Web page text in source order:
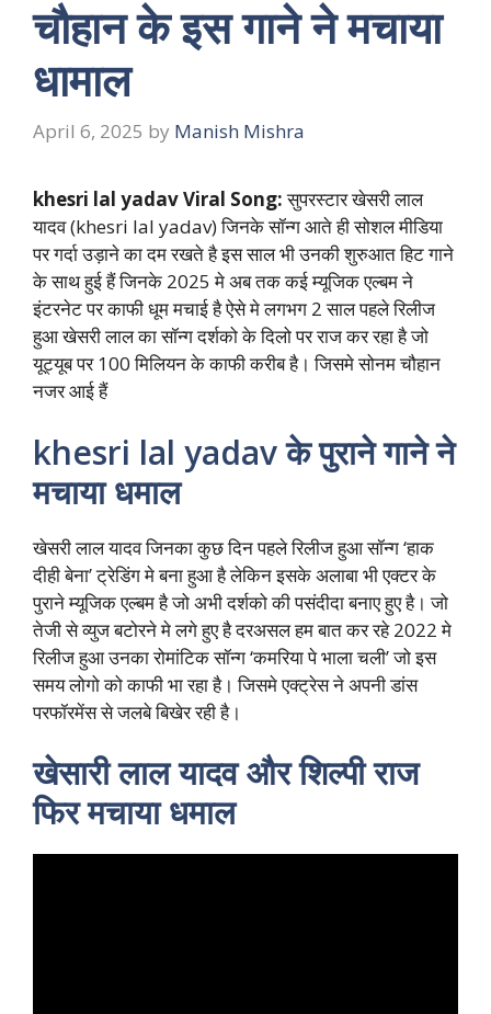
चौहान के इस गाने ने मचाया
धामाल
April 6, 2025 by Manish Mishra
khesri lal yadav Viral Song:सुपरस्टार खेसरी लाल
यादव (khesri lal yadav) जिनके सॉन्ग आते ही सोशल मीडिया
पर गर्दा उड़ाने का दम रखते है इस साल भी उनकी शुरुआत हिट गाने
के साथ हुई हैं जिनके 2025 मे अब तक कई म्यूजिक एल्बम ने
इंटरनेट पर काफी धूम मचाई है ऐसे मे लगभग 2 साल पहले रिलीज
हुआ खेसरी लाल का सॉन्ग दर्शको के दिलो पर राज कर रहा है जो
यूट्यूब पर 100 मिलियन के काफी करीब है। जिसमे सोनम चौहान
नजर आई हैं
khesri lal yadav के पुराने गाने ने
मचाया धमाल
खेसरी लाल यादव जिनका कुछ दिन पहले रिलीज हुआ सॉन्ग ‘हाक
दीही बेना’ ट्रेडिंग मे बना हुआ है लेकिन इसके अलाबा भी एक्टर के
पुराने म्यूजिक एल्बम है जो अभी दर्शको की पसंदीदा बनाए हुए है। जो
तेजी से व्युज बटोरने मे लगे हुए है दरअसल हम बात कर रहे 2022 मे
रिलीज हुआ उनका रोमांटिक सॉन्ग ‘कमरिया पे भाला चली’ जो इस
समय लोगो को काफी भा रहा है। जिसमे एक्ट्रेस ने अपनी डांस
परफॉरमेंस से जलबे बिखेर रही है।
खेसारी लाल यादव और शिल्पी राज
फिर मचाया धमाल